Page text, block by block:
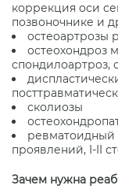
коррекция оси
позвоночнике и
остеоартрозы
остеохондроз
спондилоартроз,
сколиозы
ревматоидный
проявлений, I-II
Зачем нужна